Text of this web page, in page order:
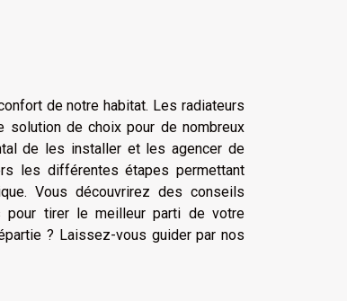
de notre habitat. Les radiateurs
solution de choix pour de nombreux
de les installer et les agencer de
les différentes étapes permettant
Vous découvrirez des conseils
pour tirer le meilleur parti de votre
? Laissez-vous guider par nos